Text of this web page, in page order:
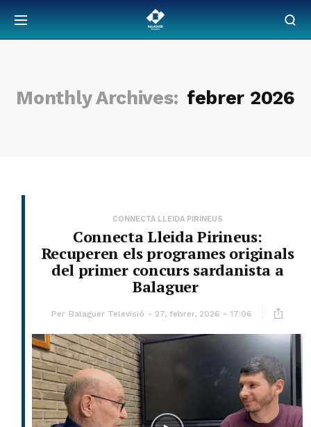
Monthly Archives: febrer 2026
CONNECTA LLEIDA PIRINEUS
Connecta Lleida Pirineus:
Recuperen els programes originals
del primer concurs sardanista a
Balaguer
Per Balaguer Televisió 27, febrer, 2026 - 17:06